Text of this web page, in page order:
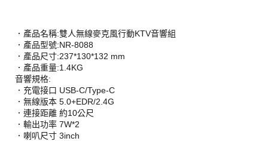
．產品名稱:雙人無線麥克風行動KTV音響組
．產品型號:NR-8088
．產品尺寸:237*130*132 mm
．產品重量:1.4KG
音響規格:
．充電接口 USB-C/Type-C
．無線版本 5.0+EDR/2.4G
．連接距離 約10公尺
．輸出功率 7W*2
．喇叭尺寸 3inch